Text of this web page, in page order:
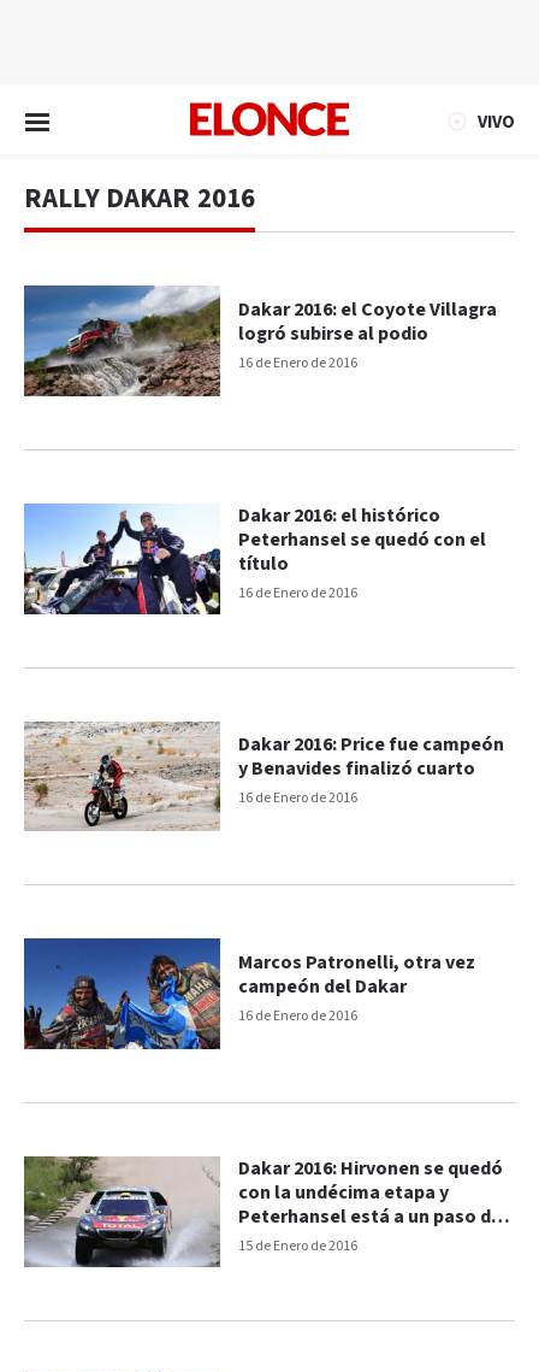
VIVO
RALLY DAKAR 2016
16 de Enero de 2016
Dakar 2016: el Coyote Villagra
logró subirse al podio
16 de Enero de 2016
Dakar 2016: el histórico
Peterhansel se quedó con el
título
16 de Enero de 2016
Dakar 2016: Price fue campeón
y Benavides finalizó cuarto
16 de Enero de 2016
Marcos Patronelli, otra vez
campeón del Dakar
15 de Enero de 2016
Dakar 2016: Hirvonen se quedó
con la undécima etapa y
Peterhansel está a un paso del
título